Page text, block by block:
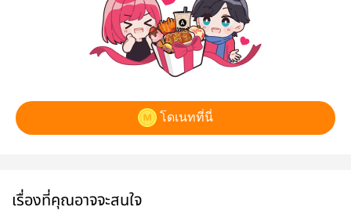
โดเนทที่นี่
เรื่องที่คุณอาจจะสนใจ